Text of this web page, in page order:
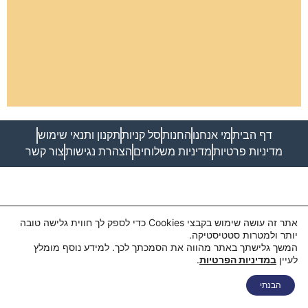
דף הביתמי אנחנו החנותסל קניותתקנון ותנאי שימוש
מדיניות פרטיותמדיניות משלוחים הצהרת נגישותצור קשר
אתר זה עושה שימוש בקבצי Cookies כדי לספק לך חווית גלישה טובה
יותר ולמטרות סטטיסטיקה.
המשך גלישתך באתר מהווה את הסמכתך לכך. למידע נוסף מומלץ
לעיין במדיניות הפרטיות.
הבנתי